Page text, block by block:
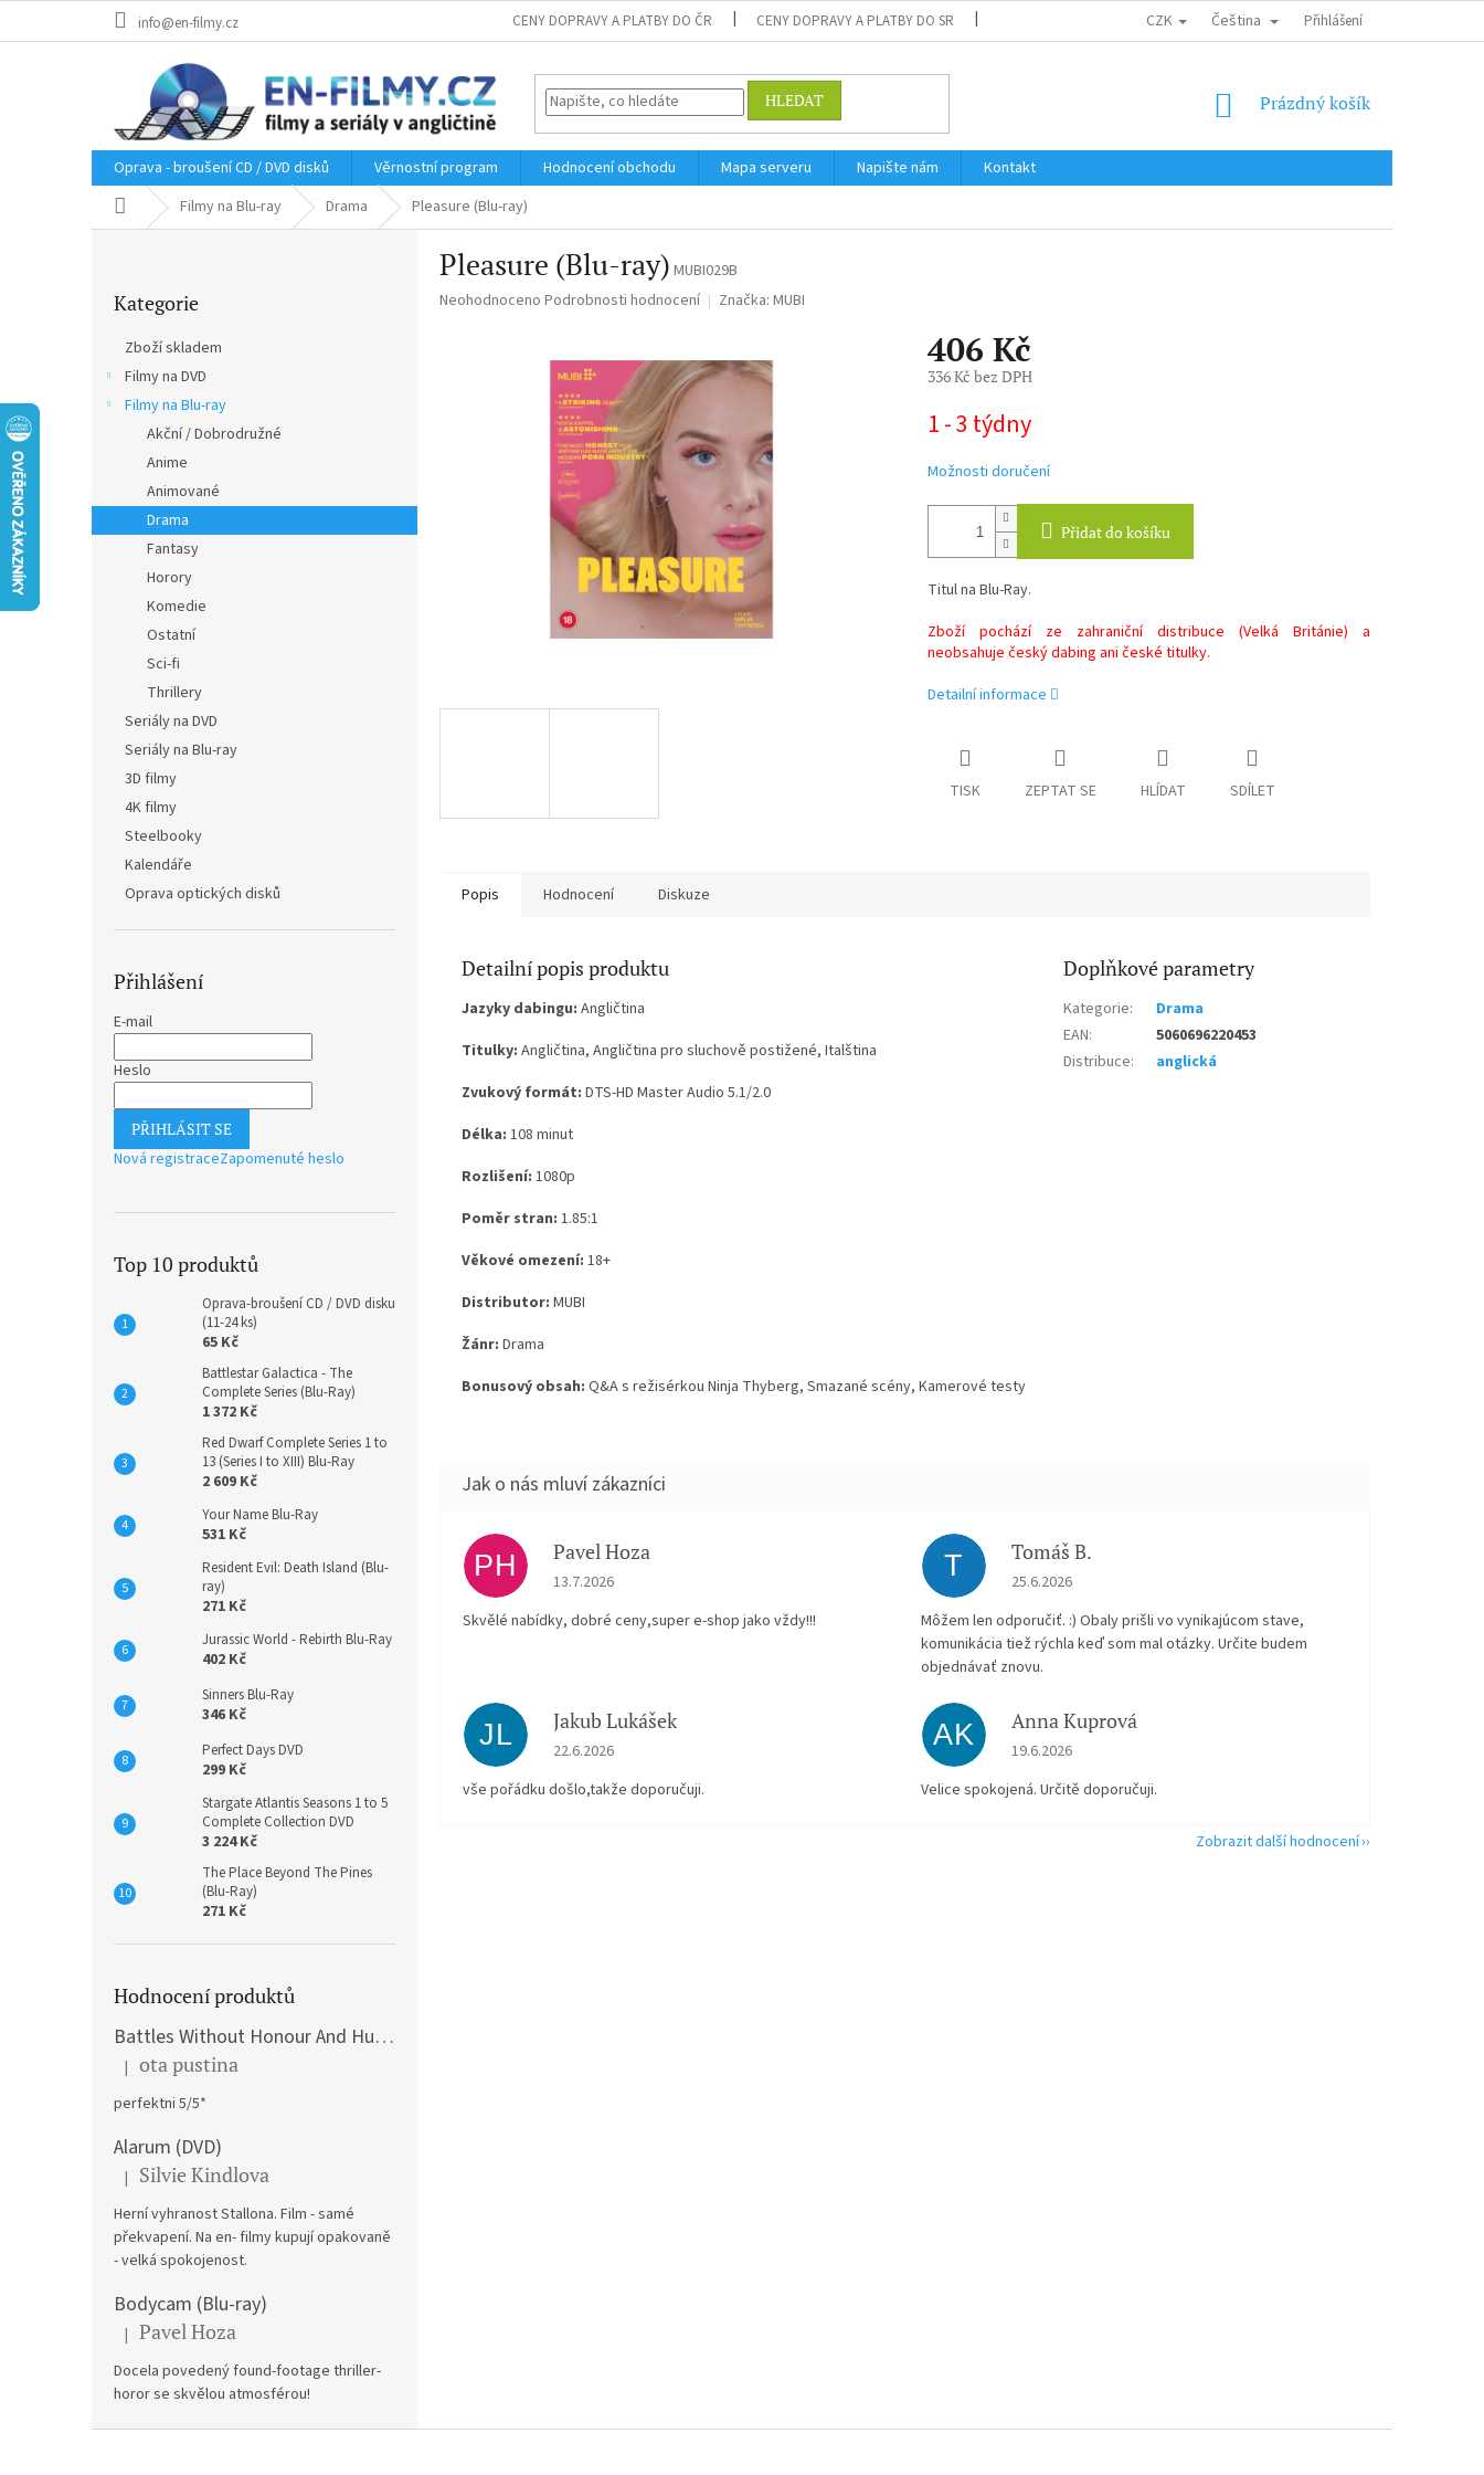
info@en-filmy.cz CENY DOPRAVY A PLATBY DO ČR CENY DOPRAVY A PLATBY DO SR DOPRAVA DO EU / INTERNATIONAL SHIPPING OBCHODNÍ PODMÍNKY
CZK Čeština Přihlášení
HLEDAT
NÁKUPNÍ
Prázdný košík
Oprava - broušení CD / DVD disků Věrnostní program Hodnocení obchodu Mapa serveru Napište nám
Kontakt
Domů Filmy na Blu-ray Drama Pleasure (Blu-ray)
n
e
kategorie
Kategorie
Zboží skladem
Filmy na DVD
Filmy na Blu-ray
Akční / Dobrodružné
Anime
Animované
Drama
Fantasy
Horory
Komedie
Ostatní
Sci-fi
Thrillery
Seriály na DVD
Seriály na Blu-ray
3D filmy
4K filmy
Steelbooky
Kalendáře
Oprava optických disků
Přihlášení
E-mail
Heslo
PŘIHLÁSIT SE
Nová registraceZapomenuté heslo
Top 10 produktů
Oprava-broušení CD / DVD disku
(11-24 ks)
65 Kč
Battlestar Galactica - The
Complete Series (Blu-Ray)
1 372 Kč
Red Dwarf Complete Series 1 to
13 (Series I to XIII) Blu-Ray
2 609 Kč
Your Name Blu-Ray
531 Kč
Resident Evil: Death Island (Blu-
ray)
271 Kč
Jurassic World - Rebirth Blu-Ray
402 Kč
Sinners Blu-Ray
346 Kč
Perfect Days DVD
299 Kč
Stargate Atlantis Seasons 1 to 5
Complete Collection DVD
3 224 Kč
The Place Beyond The Pines
(Blu-Ray)
271 Kč
Hodnocení produktů
Battles Without Honour And Humanity / Yakuza Graveyad / Street Mobster DVD
Hodnocení produktu je 5 z 5 hvězdiček.
| ota pustina
perfektni 5/5*
Alarum (DVD)
Hodnocení produktu je 5 z 5 hvězdiček.
| Silvie Kindlova
Herní vyhranost Stallona. Film - samé
překvapení. Na en- filmy kupují opakovaně
- velká spokojenost.
Bodycam (Blu-ray)
Hodnocení produktu je 5 z 5 hvězdiček.
| Pavel Hoza
Docela povedený found-footage thriller-
horor se skvělou atmosférou!
Pleasure (Blu-ray) MUBI029B
Průměrné
Neohodnoceno Podrobnosti hodnocení Značka: MUBI
406 Kč
336 Kč bez DPH
cena:
1 - 3 týdny
Možnosti doručení
Přidat do košíku
Titul na Blu-Ray.
Zboží pochází ze zahraniční distribuce (Velká Británie) a
neobsahuje český dabing ani české titulky.
Detailní informace
TISK ZEPTAT SE HLÍDAT SDÍLET
Popis Hodnocení Diskuze
Detailní popis produktu
Jazyky dabingu: Angličtina
Titulky: Angličtina, Angličtina pro sluchově postižené, Italština
Zvukový formát: DTS-HD Master Audio 5.1/2.0
Délka: 108 minut
Rozlišení: 1080p
Poměr stran: 1.85:1
Věkové omezení: 18+
Distributor: MUBI
Žánr: Drama
Bonusový obsah: Q&A s režisérkou Ninja Thyberg, Smazané scény, Kamerové testy
Doplňkové parametry
Kategorie:
Drama
EAN:
5060696220453
Distribuce: anglická
PH Pavel Hoza
Hodnocení obchodu je 5 z 5 hvězdiček.
13.7.2026
Skvělé nabídky, dobré ceny,super e-shop jako vždy!!!
T Tomáš B.
Hodnocení obchodu je 5 z 5 hvězdiček.
25.6.2026
Môžem len odporučiť. :) Obaly prišli vo vynikajúcom stave,
komunikácia tiež rýchla keď som mal otázky. Určite budem
objednávať znovu.
JL Jakub Lukášek
Hodnocení obchodu je 5 z 5 hvězdiček.
22.6.2026
vše pořádku došlo,takže doporučuji.
AK Anna Kuprová
Hodnocení obchodu je 5 z 5 hvězdiček.
19.6.2026
Velice spokojená. Určitě doporučuji.
Zobrazit další hodnocení